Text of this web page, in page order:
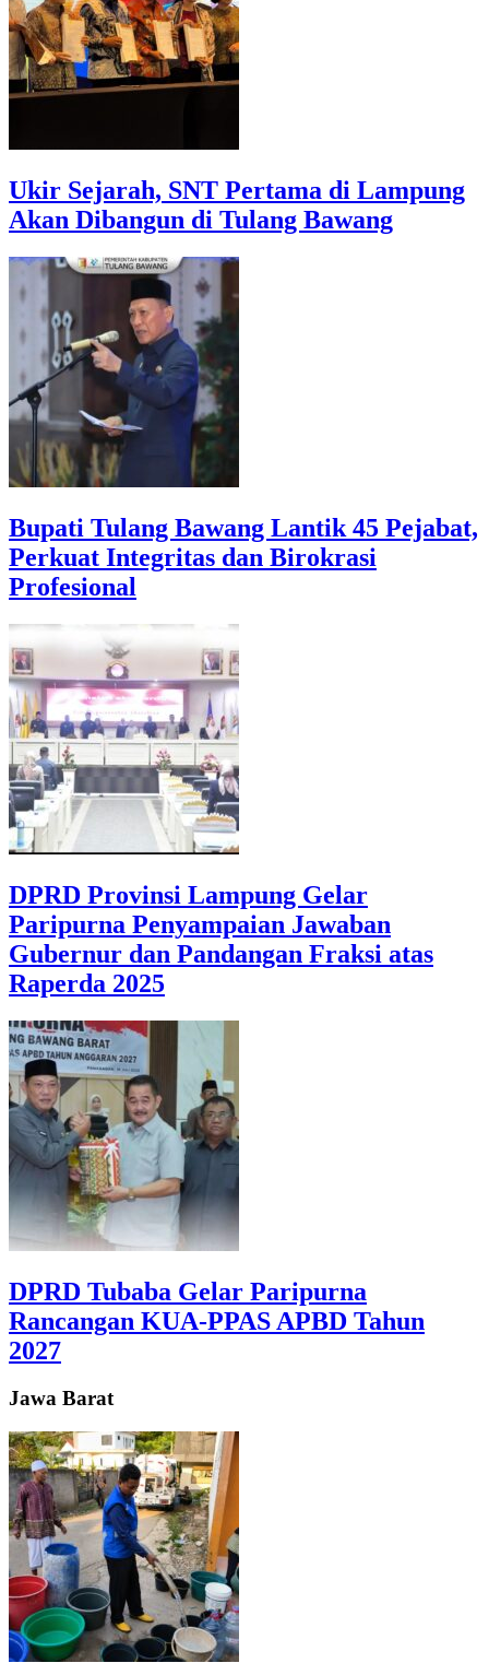
Ukir Sejarah, SNT Pertama di Lampung
Akan Dibangun di Tulang Bawang
Bupati Tulang Bawang Lantik 45 Pejabat,
Perkuat Integritas dan Birokrasi
Profesional
DPRD Provinsi Lampung Gelar
Paripurna Penyampaian Jawaban
Gubernur dan Pandangan Fraksi atas
Raperda 2025
DPRD Tubaba Gelar Paripurna
Rancangan KUA-PPAS APBD Tahun
2027
Jawa Barat